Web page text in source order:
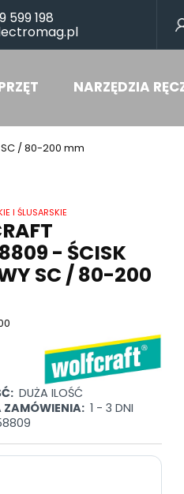
599 198
NARZĘDZIA
/ 80-200 mm
I ŚLUSARSKIE
- ŚCISK
SC / 80-200
DUŻA ILOŚĆ
ZAMÓWIENIA: 1 - 3 DNI